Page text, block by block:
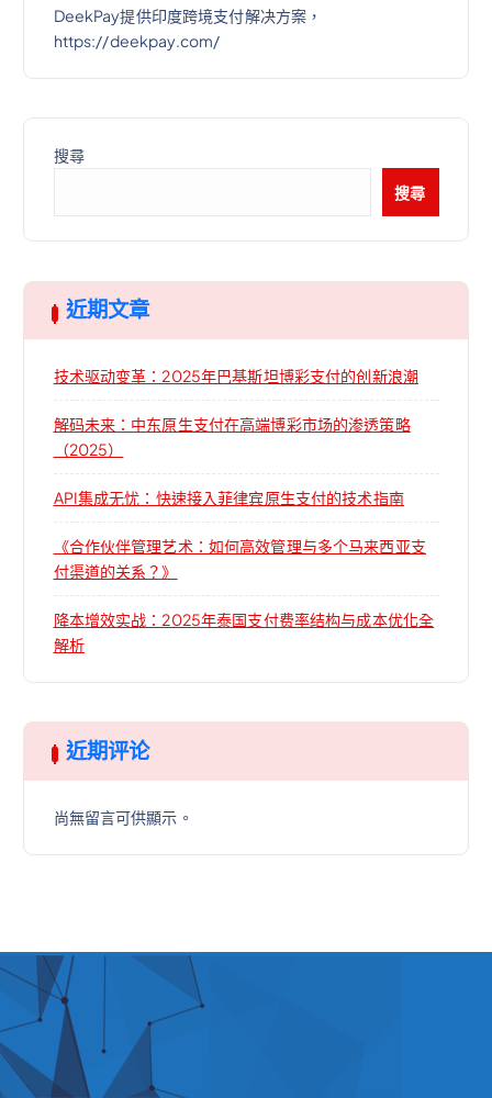
DeekPay提供印度跨境支付解决方案，
https://deekpay.com/
搜尋
搜尋
近期文章
技术驱动变革：2025年巴基斯坦博彩支付的创新浪潮
解码未来：中东原生支付在高端博彩市场的渗透策略
（2025）
API集成无忧：快速接入菲律宾原生支付的技术指南
《合作伙伴管理艺术：如何高效管理与多个马来西亚支
付渠道的关系？》
降本增效实战：2025年泰国支付费率结构与成本优化全
解析
近期评论
尚無留言可供顯示。